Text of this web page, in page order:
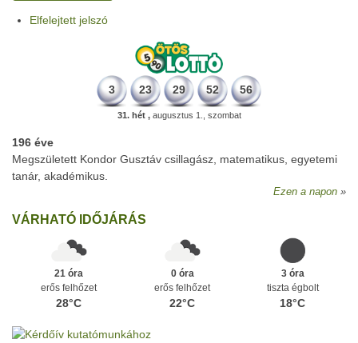
Elfelejtett jelszó
3 23 29 52 56
31. hét ,augusztus 1., szombat
196 éve
Megszületett Kondor Gusztáv csillagász, matematikus, egyetemi
tanár, akadémikus.
Ezen a napon
VÁRHATÓ IDŐJÁRÁS
21 óra
erős felhőzet
28°C
0 óra
erős felhőzet
22°C
3 óra
tiszta égbolt
18°C